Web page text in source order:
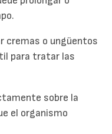
cremas o ungüentos
para tratar las
sobre la
el organismo